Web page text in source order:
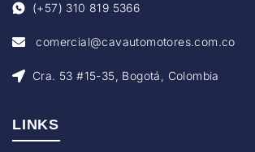
(+57) 310 819 5366
comercial@cavautomotores.com.co
Cra. 53 #15-35, Bogotá, Colombia
LINKS